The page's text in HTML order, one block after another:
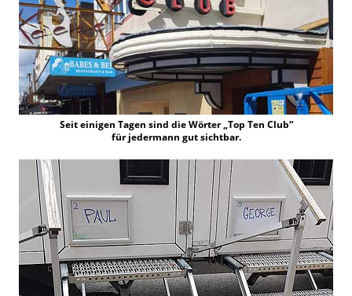
Seit einigen Tagen sind die Wörter „Top Ten Club“
für jedermann gut sichtbar.